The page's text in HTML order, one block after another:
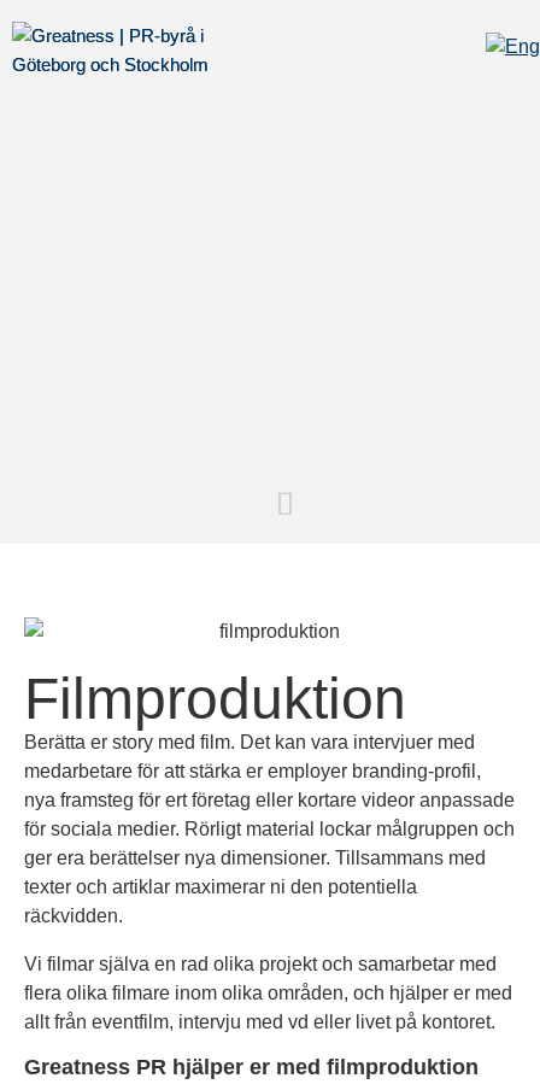
Filmproduktion
Berätta er story med film. Det kan vara intervjuer med
medarbetare för att stärka er employer branding-profil,
nya framsteg för ert företag eller kortare videor anpassade
för sociala medier. Rörligt material lockar målgruppen och
ger era berättelser nya dimensioner. Tillsammans med
texter och artiklar maximerar ni den potentiella
räckvidden.
Vi filmar själva en rad olika projekt och samarbetar med
flera olika filmare inom olika områden, och hjälper er med
allt från eventfilm, intervju med vd eller livet på kontoret.
Greatness PR hjälper er med filmproduktion